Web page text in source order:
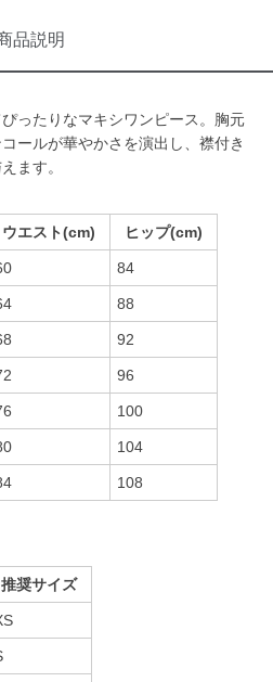
品説明
ったりなマキシワンピース。胸元
ールが華やかさを演出し、襟付き
ます。
ウエスト(cm) ヒップ(cm)
84
88
92
96
100
104
108
推奨サイズ